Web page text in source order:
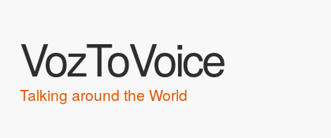
VozToVoice
Talking around the World